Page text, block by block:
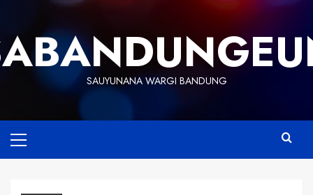
content
SAUYUNANA WARGI BANDUNG
Menu